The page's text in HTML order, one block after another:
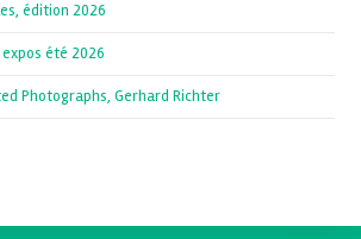
édition 2026
été 2026
Photographs, Gerhard Richter